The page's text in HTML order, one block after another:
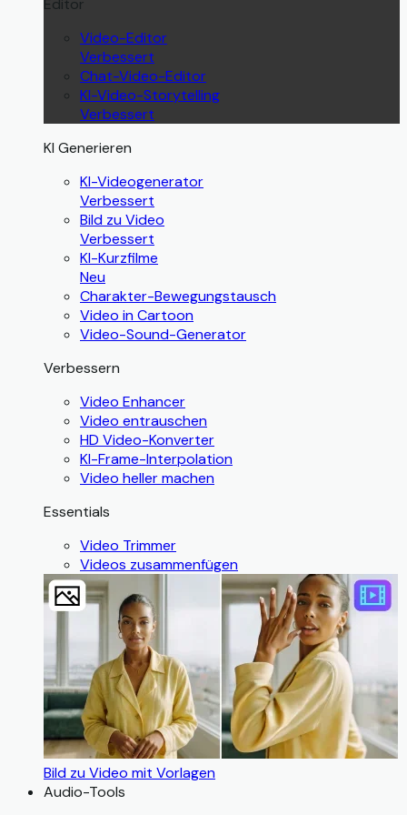
Editor
Video-Editor
Verbessert
Chat-Video-Editor
KI-Video-Storytelling
Verbessert
KI Generieren
KI-Videogenerator
Verbessert
Bild zu Video
Verbessert
KI-Kurzfilme
Neu
Charakter-Bewegungstausch
Video in Cartoon
Video-Sound-Generator
Verbessern
Video Enhancer
Video entrauschen
HD Video-Konverter
KI-Frame-Interpolation
Video heller machen
Essentials
Video Trimmer
Videos zusammenfügen
Bild zu Video mit Vorlagen
Audio-Tools